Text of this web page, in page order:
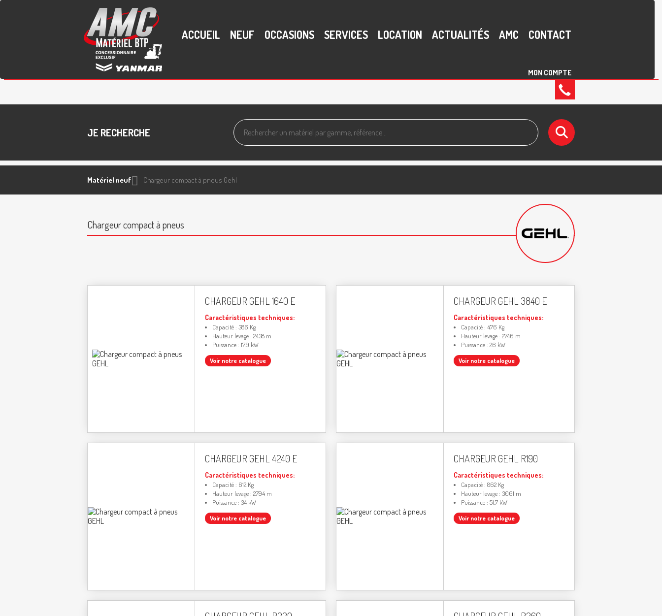
ACCUEIL NEUF OCCASIONS SERVICES LOCATION ACTUALITÉS AMC CONTACT
MON COMPTE
40
43
19
JE RECHERCHE
Matériel neuf Chargeur compact à pneus Gehl
Chargeur compact à pneus
CHARGEUR GEHL 1640 E
Caractéristiques techniques:
Capacité : 386 Kg
Hauteur levage : 2438 m
Puissance : 17.9 kW
Voir notre catalogue
CHARGEUR GEHL 3840 E
Caractéristiques techniques:
Capacité : 476 Kg
Hauteur levage : 2746 m
Puissance : 26 kW
Voir notre catalogue
CHARGEUR GEHL 4240 E
Caractéristiques techniques:
Capacité : 612 Kg
Hauteur levage : 2794 m
Puissance : 34 kW
Voir notre catalogue
CHARGEUR GEHL R190
Caractéristiques techniques:
Capacité : 862 Kg
Hauteur levage : 3061 m
Puissance : 51,7 kW
Voir notre catalogue